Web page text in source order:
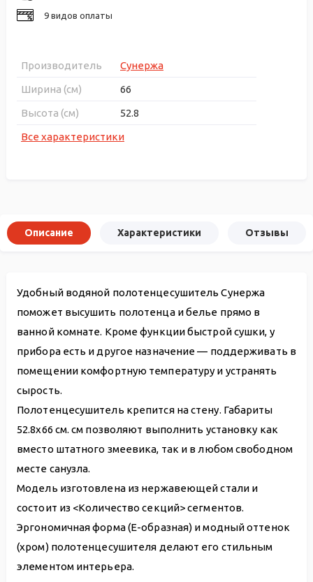
9 видов оплаты
Производитель
Сунержа
Ширина (см)
66
Высота (см)
52.8
Все характеристики
Описание Характеристики Отзывы
Удобный водяной полотенцесушитель Сунержа
поможет высушить полотенца и белье прямо в
ванной комнате. Кроме функции быстрой сушки, у
прибора есть и другое назначение — поддерживать в
помещении комфортную температуру и устранять
сырость.
Полотенцесушитель крепится на стену. Габариты
52.8х66 см. см позволяют выполнить установку как
вместо штатного змеевика, так и в любом свободном
месте санузла.
Модель изготовлена из нержавеющей стали и
состоит из <Количество секций> сегментов.
Эргономичная форма (E-образная) и модный оттенок
(хром) полотенцесушителя делают его стильным
элементом интерьера.